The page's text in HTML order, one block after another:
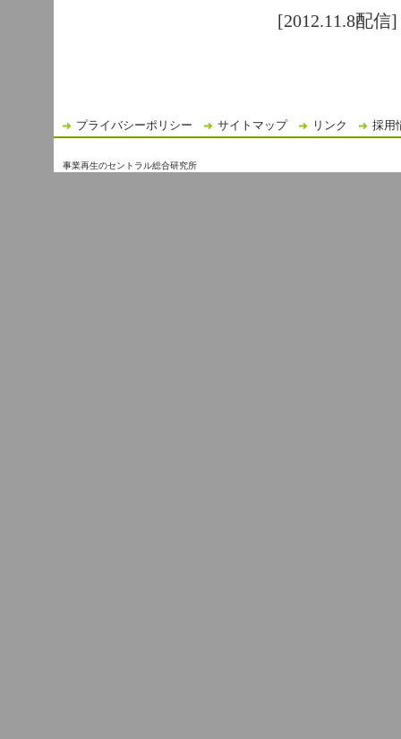
[2012.11.8配信]
プライバシーポリシー サイトマップ リンク 採用
事業再生のセントラル総合研究所